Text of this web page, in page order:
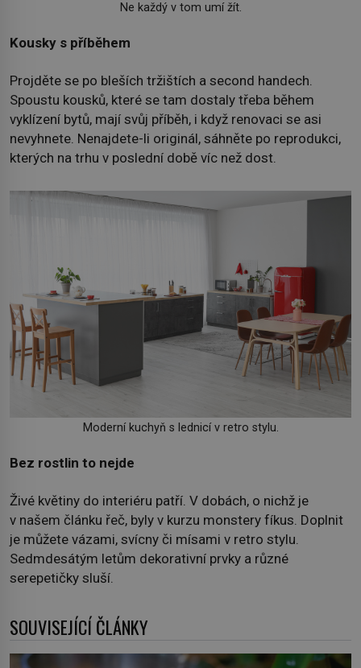
Ne každý v tom umí žít.
Kousky s příběhem
Projděte se po bleších tržištích a second handech.
Spoustu kousků, které se tam dostaly třeba během
vyklízení bytů, mají svůj příběh, i když renovaci se asi
nevyhnete. Nenajdete-li originál, sáhněte po reprodukci,
kterých na trhu v poslední době víc než dost.
Moderní kuchyň s lednicí v retro stylu.
Bez rostlin to nejde
Živé květiny do interiéru patří. V dobách, o nichž je
v našem článku řeč, byly v kurzu monstery fíkus. Doplnit
je můžete vázami, svícny či mísami v retro stylu.
Sedmdesátým letům dekorativní prvky a různé
serepetičky sluší.
SOUVISEJÍCÍ ČLÁNKY